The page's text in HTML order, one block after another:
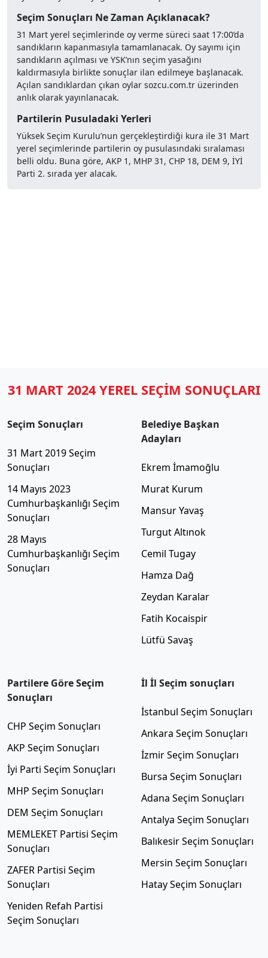
Seçim Sonuçları Ne Zaman Açıklanacak?
31 Mart yerel seçimlerinde oy verme süreci saat 17:00’da
sandıkların kapanmasıyla tamamlanacak. Oy sayımı için
sandıkların açılması ve YSK’nın seçim yasağını
kaldırmasıyla birlikte sonuçlar ilan edilmeye başlanacak.
Açılan sandıklardan çıkan oylar sozcu.com.tr üzerinden
anlık olarak yayınlanacak.
Partilerin Pusuladaki Yerleri
Yüksek Seçim Kurulu’nun gerçekleştirdiği kura ile 31 Mart
yerel seçimlerinde partilerin oy pusulasındaki sıralaması
belli oldu. Buna göre, AKP 1, MHP 31, CHP 18, DEM 9, İYİ
Parti 2. sırada yer alacak.
31 MART 2024 YEREL SEÇİM SONUÇLARI
Seçim Sonuçları
31 Mart 2019 Seçim
Sonuçları
14 Mayıs 2023
Cumhurbaşkanlığı Seçim
Sonuçları
28 Mayıs
Cumhurbaşkanlığı Seçim
Sonuçları
Belediye Başkan
Adayları
Ekrem İmamoğlu
Murat Kurum
Mansur Yavaş
Turgut Altınok
Cemil Tugay
Hamza Dağ
Zeydan Karalar
Fatih Kocaispir
Lütfü Savaş
Partilere Göre Seçim
Sonuçları
CHP Seçim Sonuçları
AKP Seçim Sonuçları
İyi Parti Seçim Sonuçları
MHP Seçim Sonuçları
DEM Seçim Sonuçları
MEMLEKET Partisi Seçim
Sonuçları
ZAFER Partisi Seçim
Sonuçları
Yeniden Refah Partisi
Seçim Sonuçları
İl İl Seçim sonuçları
İstanbul Seçim Sonuçları
Ankara Seçim Sonuçları
İzmir Seçim Sonuçları
Bursa Seçim Sonuçları
Adana Seçim Sonuçları
Antalya Seçim Sonuçları
Balıkesir Seçim Sonuçları
Mersin Seçim Sonuçları
Hatay Seçim Sonuçları